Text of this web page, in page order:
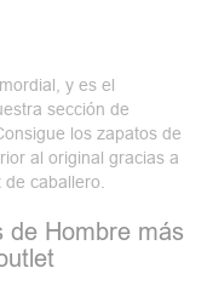
y es el
sección de
los zapatos de
al original gracias a
caballero.
de Hombre más